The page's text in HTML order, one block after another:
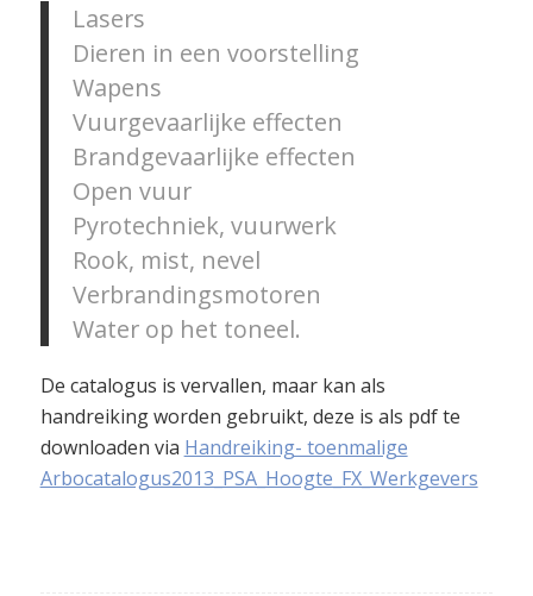
Lasers
Dieren in een voorstelling
Wapens
Vuurgevaarlijke effecten
Brandgevaarlijke effecten
Open vuur
Pyrotechniek, vuurwerk
Rook, mist, nevel
Verbrandingsmotoren
Water op het toneel.
De catalogus is vervallen, maar kan als
handreiking worden gebruikt, deze is als pdf te
downloaden via Handreiking- toenmalige
Arbocatalogus2013_PSA_Hoogte_FX_Werkgevers